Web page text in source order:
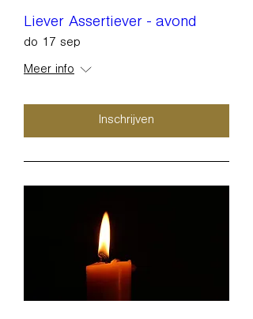
Liever Assertiever - avond
do 17 sep
Meer info
Inschrijven